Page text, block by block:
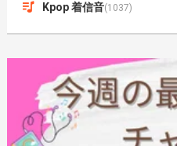
Kpop 着信音(1037)